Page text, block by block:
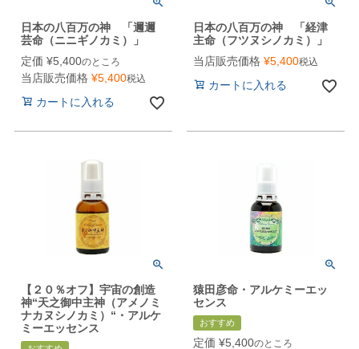
日本の八百万の神 「邇邇
芸命（ニニギノカミ）」
定価 ¥5,400のところ
当店販売価格 ¥5,400税込
カートに入れる
日本の八百万の神 「経津
主命（フツヌシノカミ）」
当店販売価格 ¥5,400税込
カートに入れる
【２０％オフ】宇宙の創造
神“天之御中主神（アメノミ
ナカヌシノカミ）“・アルケ
ミーエッセンス
猿田彦命・アルケミーエッ
センス
おすすめ
定価 ¥5,400のところ